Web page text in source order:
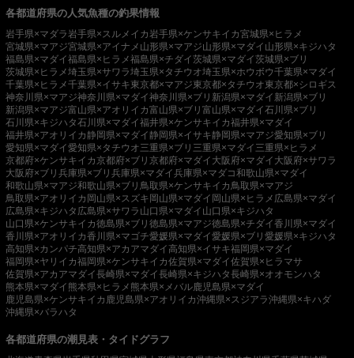
各都道府県の人気魚種の釣果情報
岩手県×マダラ岩手県×スルメイカ岩手県×ケンサキイカ宮城県×ヒラメ
宮城県×マアジ宮城県×アイナメ 山形県×マアジ山形県×マダイ 山形県×キジハタ
福島県×マダイ福島県×ヒラメ福島県×チダイ茨城県×マダイ茨城県×ブリ
茨城県×ヒラメ埼玉県×サワラ埼玉県×タチウオ埼玉県×ホウボウ千葉県×マダイ
千葉県×ヒラメ千葉県×イサキ東京都×マアジ東京都×タチウオ東京都×シロギス
神奈川県×マアジ神奈川県×マダイ神奈川県×ブリ 新潟県×マダイ 新潟県×ブリ
新潟県×マアジ富山県×アオリイカ富山県×ブリ 富山県×マダイ石川県×ブリ
石川県×キジハタ石川県×マダイ福井県×ケンサキイカ福井県×マダイ
福井県×アオリイカ 静岡県×マダイ 静岡県×イサキ静岡県×マアジ愛知県×ブリ
愛知県×マダイ愛知県×タチウオ三重県×ブリ 三重県×マダイ 三重県×ヒラメ
京都府×ケンサキイカ京都府×ブリ 京都府×マダイ 大阪府×マダイ 大阪府×サワラ
大阪府×ブリ 兵庫県×ブリ 兵庫県×マダイ兵庫県×マダコ和歌山県×マダイ
和歌山県×マアジ和歌山県×ブリ 鳥取県×ケンサキイカ鳥取県×マアジ
鳥取県×アオリイカ 岡山県×スズキ 岡山県×マダイ 岡山県×ヒラメ 広島県×マダイ
広島県×キジハタ 広島県×サワラ 山口県×マダイ 山口県×キジハタ
山口県×ケンサキイカ徳島県×ブリ 徳島県×マアジ徳島県×チダイ香川県×マダイ
香川県×アオリイカ香川県×マゴチ愛媛県×マダイ愛媛県×ブリ 愛媛県×キジハタ
高知県×カンパチ高知県×アカアマダイ高知県×イサキ福岡県×マダイ
福岡県×ヤリイカ福岡県×ケンサキイカ佐賀県×マダイ佐賀県×ヒラマサ
佐賀県×アカアマダイ長崎県×マダイ長崎県×キジハタ長崎県×オオモンハタ
熊本県×マダイ 熊本県×ヒラメ 熊本県×メバル鹿児島県×マダイ
鹿児島県×ケンサキイカ 鹿児島県×アオリイカ沖縄県×スジアラ沖縄県×キハダ
沖縄県×バラハタ
各都道府県の潮見表・タイドグラフ